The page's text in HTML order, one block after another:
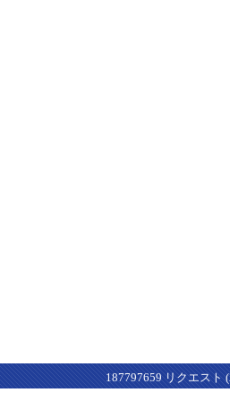
187797659 リクエスト